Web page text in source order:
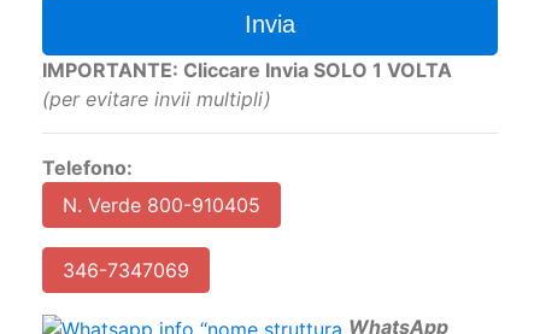
IMPORTANTE: Cliccare Invia SOLO 1 VOLTA
(per evitare invii multipli)
Telefono:
N. Verde 800-910405
346-7347069
392-6237120